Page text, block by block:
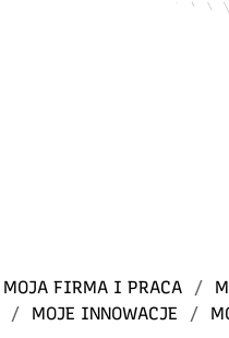
MOJA FIRMA I PRACA /
/ MOJE INNOWACJE /